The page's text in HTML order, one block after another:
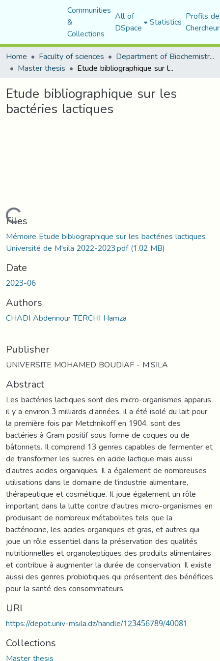
Communities
&
Collections
All of
DSpace Statistics Profils
Home
Faculty of sciences Department of Biochemistry and Microbiology
Master thesis Etude bibliographique sur les bactéries lactiques
Etude bibliographique sur les
bactéries lactiques
Loading...
Files
Mémoire Etude bibliographique sur les bactéries lactiques
Université de M'sila 2022-2023.pdf(1.02 MB)
Date
2023-06
Authors
CHADI Abdennour TERCHI Hamza
Publisher
UNIVERSITE MOHAMED BOUDIAF - M’SILA
Abstract
Les bactéries lactiques sont des micro-organismes apparus
il y a environ 3 milliards d’années, il a été isolé du lait pour
la première fois par Metchnikoff en 1904, sont des
bactéries à Gram positif sous forme de coques ou de
bâtonnets. Il comprend 13 genres capables de fermenter et
de transformer les sucres en acide lactique mais aussi
d’autres acides organiques. Il a également de nombreuses
utilisations dans le domaine de l'industrie alimentaire,
thérapeutique et cosmétique. Il joue également un rôle
important dans la lutte contre d'autres micro-organismes en
produisant de nombreux métabolites tels que la
bactériocine, les acides organiques et gras, et autres qui
joue un rôle essentiel dans la préservation des qualités
nutritionnelles et organoleptiques des produits alimentaires
et contribue à augmenter la durée de conservation. Il existe
aussi des genres probiotiques qui présentent des bénéfices
pour la santé des consommateurs.
URI
https://depot.univ-msila.dz/handle/123456789/40081
Collections